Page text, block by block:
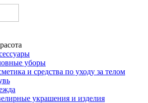
уборы
и средства по уходу за телом
украшения и изделия